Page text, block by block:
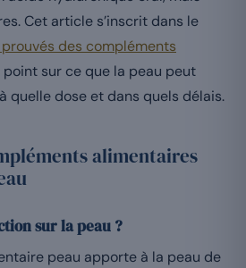
Cet article s’inscrit dans le
des compléments
sur ce que la peau peut
quelle dose et dans quels délais.
alimentaires
sur la peau ?
peau apporte à la peau de